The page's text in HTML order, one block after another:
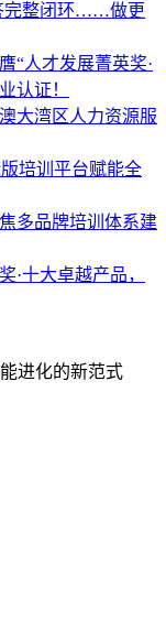
完整闭环……做更
“人才发展菁英奖·
认证！
大湾区人力资源服
培训平台赋能全
多品牌培训体系建
·十大卓越产品，
进化的新范式